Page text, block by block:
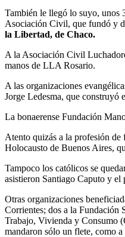
También le llegó lo suyo, unos
Asociación Civil, que fundó y
la Libertad, de Chaco.
A la Asociación Civil
manos de LLA Rosario.
A las organizaciones
Jorge Ledesma, que construyó
La bonaerense Fundación
Atento quizás a la profesión
Holocausto de Buenos Aires,
Tampoco los católicos se
asistieron Santiago Caputo y
Otras organizaciones
Corrientes; dos a la Fundación
Trabajo, Vivienda y Consumo
mandaron sólo un flete, como